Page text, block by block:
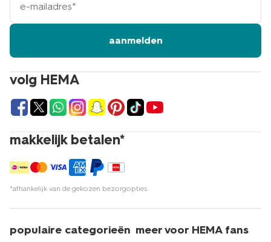
volg HEMA
makkelijk betalen*
*afhankelijk van de gekozen bezorgopties
mailadres
aanmelden
populaire categorieën meer voor HEMA fans